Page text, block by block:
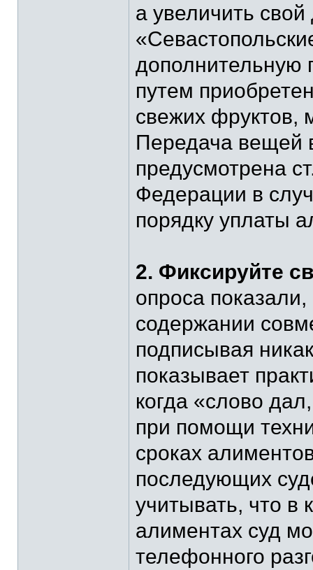
а увеличить
дополнительную
путем
свежих фруктов,
Передача вещей
предусмотрена
Федерации в
порядку уплаты
2. Фиксируйте
опроса
содержании
подписывая
показывает
когда «слово
при помощи
сроках
последующих
учитывать, что в
алиментах суд
телефонного